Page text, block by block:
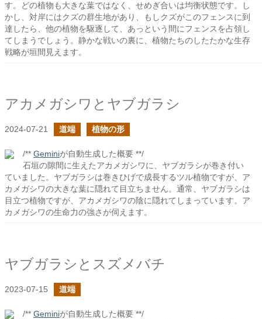
す。どの植物も大きな葉ではなく、せめぎ合いは均衡状態です。し
かし、対岸にはクズの群生地があり、もしクズがこのフェンスに到
達したら、他の植物を駆逐して、あっという間にフェンスを占領し
てしまうでしょう。静かな戦いの裏に、植物たちのしたたかな生存
戦略が垣間見えます。
アカメガシワとヤブガラシ
2024-07-21 道端 植物の形
/** Geminiが自動生成した概要 **/
石垣の隙間に生えたアカメガシワに、ヤブガラシが巻き付い
ていました。ヤブガラシは巻きひげで成長するツル植物ですが、ア
カメガシワの大きな葉に隠れて目立ちません。通常、ヤブガラシは
目立つ植物ですが、アカメガシワの陰に隠れてしまっています。ア
カメガシワの生命力の強さが伺えます。
ヤブガラシとスズメバチ
2023-07-15 道端
/** Geminiが自動生成した概要 **/